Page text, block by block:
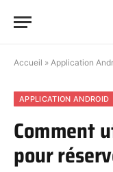
Accueil » Application
APPLICATION ANDROID
Comment
pour